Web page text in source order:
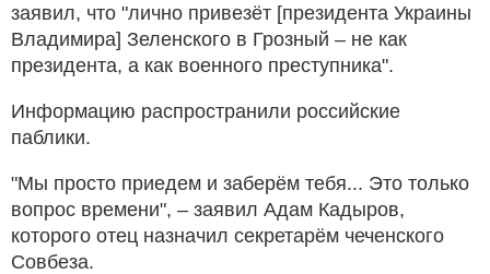
заявил, что "лично привезёт [президента Украины
Владимира] Зеленского в Грозный – не как
президента, а как военного преступника".
Информацию распространили российские
паблики.
"Мы просто приедем и заберём тебя... Это только
вопрос времени", – заявил Адам Кадыров,
которого отец назначил секретарём чеченского
Совбеза.